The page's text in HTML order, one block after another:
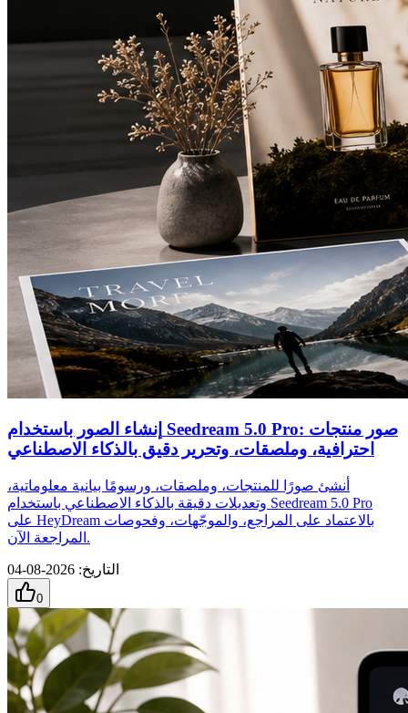
إنشاء الصور باستخدام Seedream 5.0 Pro: صور منتجات
احترافية، وملصقات، وتحرير دقيق بالذكاء الاصطناعي
أنشئ صورًا للمنتجات، وملصقات، ورسومًا بيانية معلوماتية،
وتعديلات دقيقة بالذكاء الاصطناعي باستخدام Seedream 5.0 Pro
على HeyDream بالاعتماد على المراجع، والموجّهات، وفحوصات
المراجعة الآن.
التاريخ:
2026-08-04
0